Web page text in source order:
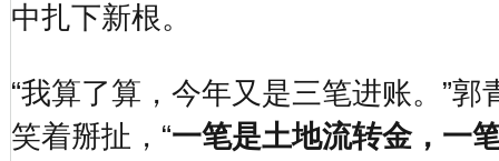
中扎下新根。
“我算了算，今年又是三笔进账。”
笑着掰扯，“一笔是土地流转金，一